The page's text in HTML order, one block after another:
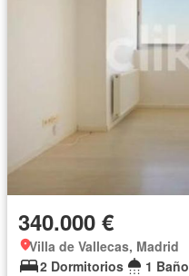
340.000 €
Villa de Vallecas, Madrid
2 Dormitorios
1 Baño